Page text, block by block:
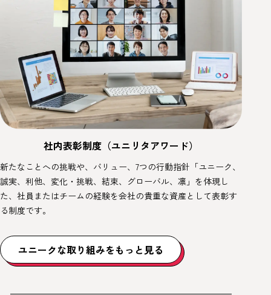
社内表彰制度（ユニリタアワード）
新たなことへの挑戦や、バリュー、7つの行動指針「ユニーク、
誠実、利他、変化・挑戦、結束、グローバル、凛」を体現し
た、社員またはチームの経験を会社の貴重な資産として表彰す
る制度です。
ユニークな取り組みをもっと見る